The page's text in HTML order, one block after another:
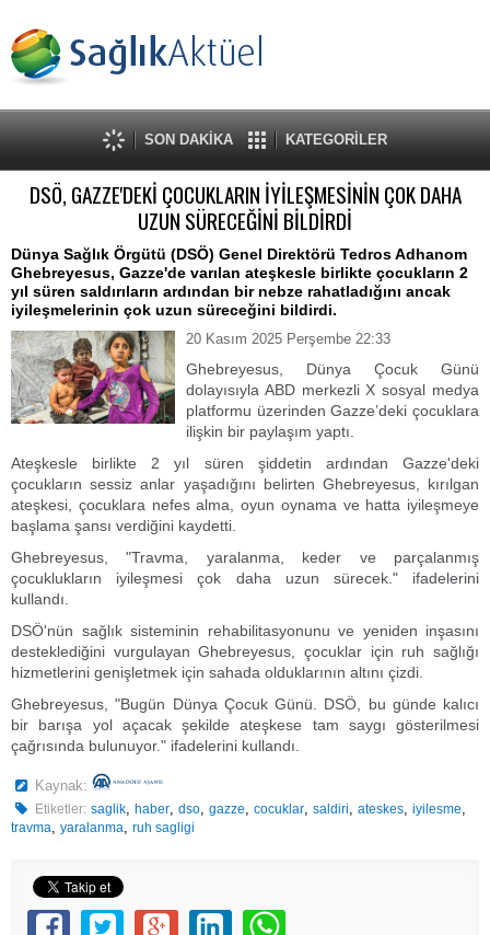
SON DAKİKA KATEGORİLER
DSÖ, GAZZE'DEKİ ÇOCUKLARIN İYİLEŞMESİNİN ÇOK DAHA
UZUN SÜRECEĞİNİ BİLDİRDİ
Dünya Sağlık Örgütü (DSÖ) Genel Direktörü Tedros Adhanom
Ghebreyesus, Gazze'de varılan ateşkesle birlikte çocukların 2
yıl süren saldırıların ardından bir nebze rahatladığını ancak
iyileşmelerinin çok uzun süreceğini bildirdi.
20 Kasım 2025 Perşembe 22:33
Ghebreyesus, Dünya Çocuk Günü
dolayısıyla ABD merkezli X sosyal medya
platformu üzerinden Gazze’deki çocuklara
ilişkin bir paylaşım yaptı.
Ateşkesle birlikte 2 yıl süren şiddetin ardından Gazze'deki
çocukların sessiz anlar yaşadığını belirten Ghebreyesus, kırılgan
ateşkesi, çocuklara nefes alma, oyun oynama ve hatta iyileşmeye
başlama şansı verdiğini kaydetti.
Ghebreyesus, "Travma, yaralanma, keder ve parçalanmış
çocuklukların iyileşmesi çok daha uzun sürecek." ifadelerini
kullandı.
DSÖ'nün sağlık sisteminin rehabilitasyonunu ve yeniden inşasını
desteklediğini vurgulayan Ghebreyesus, çocuklar için ruh sağlığı
hizmetlerini genişletmek için sahada olduklarının altını çizdi.
Ghebreyesus, "Bugün Dünya Çocuk Günü. DSÖ, bu günde kalıcı
bir barışa yol açacak şekilde ateşkese tam saygı gösterilmesi
çağrısında bulunuyor." ifadelerini kullandı.
Kaynak:
Etiketler: saglik,haber,dso,gazze,cocuklar,saldiri,ateskes,iyilesme,
travma, yaralanma, ruh sagligi